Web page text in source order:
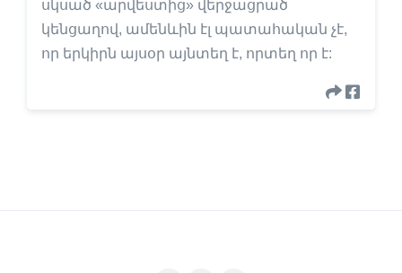
սկսած «արվեստից» վերջացրած
կենցաղով, ամենևին էլ պատահական չէ,
որ երկիրն այսօր այնտեղ է, որտեղ որ է: